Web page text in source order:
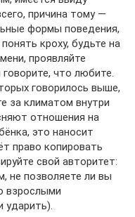
причина тому —
формы поведения,
кроху, будьте на
проявляйте
что любите.
говорилось выше,
за климатом внутри
отношения на
это наносит
право копировать
свой авторитет:
не позволяете ли вы
взрослыми
ударить).